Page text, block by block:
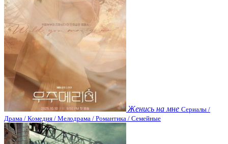
Женись на мне Сериалы /
Драма / Комедия / Мелодрама / Романтика / Семейные